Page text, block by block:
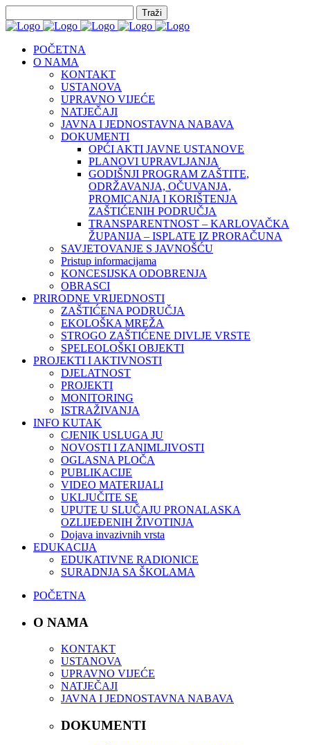
POČETNA
O NAMA
KONTAKT
USTANOVA
UPRAVNO VIJEĆE
NATJEČAJI
JAVNA I JEDNOSTAVNA NABAVA
DOKUMENTI
OPĆI AKTI JAVNE USTANOVE
PLANOVI UPRAVLJANJA
GODIŠNJI PROGRAM ZAŠTITE,
ODRŽAVANJA, OČUVANJA,
PROMICANJA I KORIŠTENJA
ZAŠTIĆENIH PODRUČJA
TRANSPARENTNOST – KARLOVAČKA
ŽUPANIJA – ISPLATE IZ PRORAČUNA
SAVJETOVANJE S JAVNOŠĆU
Pristup informacijama
KONCESIJSKA ODOBRENJA
OBRASCI
PRIRODNE VRIJEDNOSTI
ZAŠTIĆENA PODRUČJA
EKOLOŠKA MREŽA
STROGO ZAŠTIĆENE DIVLJE VRSTE
SPELEOLOŠKI OBJEKTI
PROJEKTI I AKTIVNOSTI
DJELATNOST
PROJEKTI
MONITORING
ISTRAŽIVANJA
INFO KUTAK
CJENIK USLUGA JU
NOVOSTI I ZANIMLJIVOSTI
OGLASNA PLOČA
PUBLIKACIJE
VIDEO MATERIJALI
UKLJUČITE SE
UPUTE U SLUČAJU PRONALASKA
OZLIJEĐENIH ŽIVOTINJA
Dojava invazivnih vrsta
EDUKACIJA
EDUKATIVNE RADIONICE
SURADNJA SA ŠKOLAMA
POČETNA
O NAMA
KONTAKT
USTANOVA
UPRAVNO VIJEĆE
NATJEČAJI
JAVNA I JEDNOSTAVNA NABAVA
DOKUMENTI